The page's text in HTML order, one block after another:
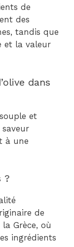
de
des
tandis que
et la valeur
dans
et
à une
?
de
Grèce, où
ingrédients